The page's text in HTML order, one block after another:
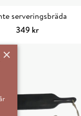
serveringsbräda
349 kr
×